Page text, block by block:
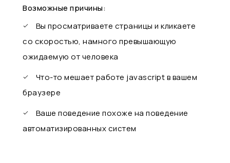
Возможные причины:
Вы просматриваете страницы и кликаете
со скоростью, намного превышающую
ожидаемую от человека
Что-то мешает работе javascript в вашем
браузере
Ваше поведение похоже на поведение
автоматизированных систем